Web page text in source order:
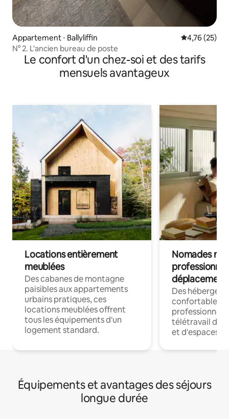
Appartement ⋅ Ballyliffin Évaluation
4,76 (25)
N° 2. L'ancien bureau de poste
Le confort d'un chez-soi et des tarifs
mensuels avantageux
Locations entièrement
meublées
Des cabanes de montagne
paisibles aux appartements
urbains pratiques, ces
locations meublées offrent
tous les équipements d'un
logement standard.
Nomades
déplacement
Des
confortables
professionnels
télétravail
et d'espaces
Équipements et avantages des séjours
longue durée